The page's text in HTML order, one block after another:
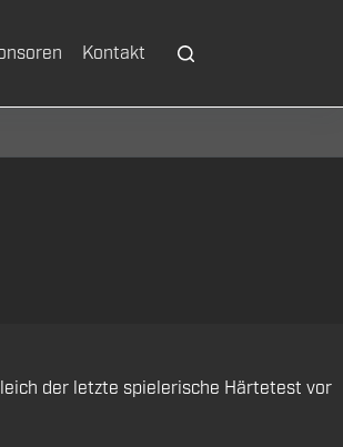
Kontakt
der letzte spielerische Härtetest vor